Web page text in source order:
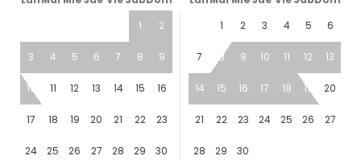
1 2
3 4 5 6 7 8 9
10 11 12 13 14 15 16
17 18 19 20 21 22 23
24 25 26 27 28 29 30
1 2 3 4 5 6
7 8 9 10 11 12 13
14 15 16 17 18 19 20
21 22 23 24 25 26 27
28 29 30